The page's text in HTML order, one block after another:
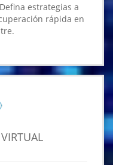
estrategias a
rápida en